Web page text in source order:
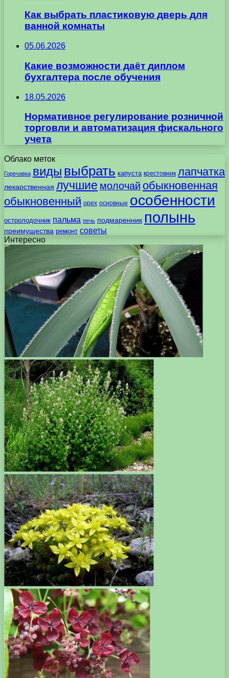
Как выбрать пластиковую дверь для
ванной комнаты
05.06.2026
Какие возможности даёт диплом
бухгалтера после обучения
18.05.2026
Нормативное регулирование розничной
торговли и автоматизация фискального
учета
Облако меток
Горечавка виды выбрать капуста крестовник лапчатка
лекарственная лучшие молочай обыкновенная
обыкновенный орех основные особенности
остролодочник пальма печь подмаренник полынь
преимущества ремонт советы
Интересно